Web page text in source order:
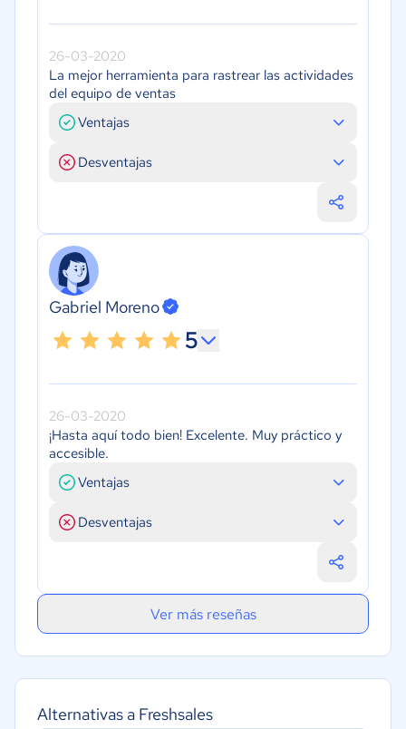
Alternativas a Freshsales
26-03-2020
La mejor herramienta para rastrear las actividades
del equipo de ventas
Ventajas
Desventajas
Gabriel Moreno
5
26-03-2020
¡Hasta aquí todo bien! Excelente. Muy práctico y
accesible.
Ventajas
Desventajas
Ver más reseñas